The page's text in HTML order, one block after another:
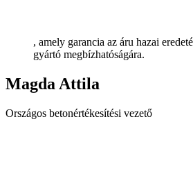
, amely garancia az áru hazai
gyártó megbízhatóságára.
Magda Attila
Országos betonértékesítési vezető